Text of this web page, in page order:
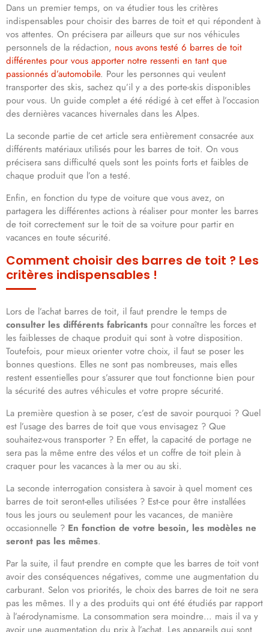
Dans un premier temps, on va étudier tous les critères
indispensables pour choisir des barres de toit et qui répondent à
vos attentes. On précisera par ailleurs que sur nos véhicules
personnels de la rédaction, nous avons testé 6 barres de toit
différentes pour vous apporter notre ressenti en tant que
passionnés d’automobile. Pour les personnes qui veulent
transporter des skis, sachez qu’il y a des porte-skis disponibles
pour vous. Un guide complet a été rédigé à cet effet à l’occasion
des dernières vacances hivernales dans les Alpes.
La seconde partie de cet article sera entièrement consacrée aux
différents matériaux utilisés pour les barres de toit. On vous
précisera sans difficulté quels sont les points forts et faibles de
chaque produit que l’on a testé.
Enfin, en fonction du type de voiture que vous avez, on
partagera les différentes actions à réaliser pour monter les barres
de toit correctement sur le toit de sa voiture pour partir en
vacances en toute sécurité.
Comment choisir des barres de toit ? Les
critères indispensables !
Lors de l’achat barres de toit, il faut prendre le temps de
consulter les différents fabricants pour connaître les forces et
les faiblesses de chaque produit qui sont à votre disposition.
Toutefois, pour mieux orienter votre choix, il faut se poser les
bonnes questions. Elles ne sont pas nombreuses, mais elles
restent essentielles pour s’assurer que tout fonctionne bien pour
la sécurité des autres véhicules et votre propre sécurité.
La première question à se poser, c’est de savoir pourquoi ? Quel
est l’usage des barres de toit que vous envisagez ? Que
souhaitez-vous transporter ? En effet, la capacité de portage ne
sera pas la même entre des vélos et un coffre de toit plein à
craquer pour les vacances à la mer ou au ski.
La seconde interrogation consistera à savoir à quel moment ces
barres de toit seront-elles utilisées ? Est-ce pour être installées
tous les jours ou seulement pour les vacances, de manière
occasionnelle ? En fonction de votre besoin, les modèles ne
seront pas les mêmes.
Par la suite, il faut prendre en compte que les barres de toit vont
avoir des conséquences négatives, comme une augmentation du
carburant. Selon vos priorités, le choix des barres de toit ne sera
pas les mêmes. Il y a des produits qui ont été étudiés par rapport
à l’aérodynamisme. La consommation sera moindre… mais il va y